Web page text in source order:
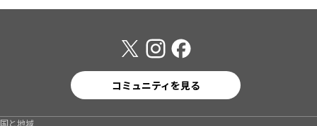
コミュニティを見る
国と地域